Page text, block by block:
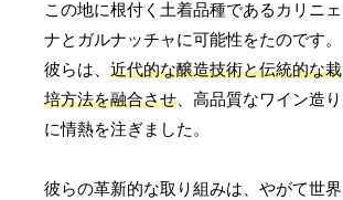
この地に根付く土着品種であるカリニェ
ナとガルナッチャに可能性をたのです。
彼らは、近代的な醸造技術と伝統的な栽
培方法を融合させ 、高品質なワイン造り
に情熱を注ぎました。
彼らの革新的な取り組みは、やがて世界